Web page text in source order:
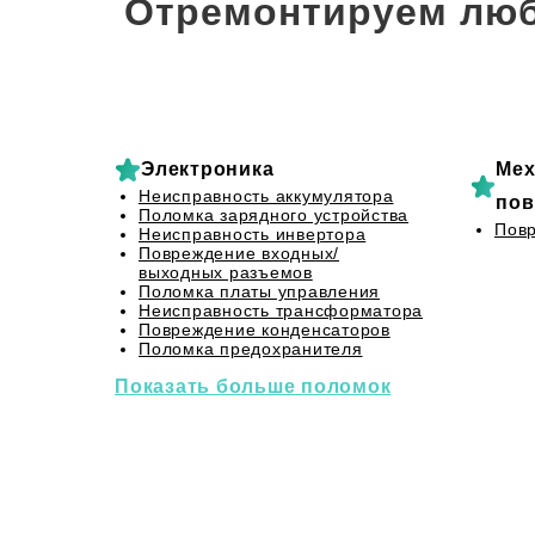
Отремонтируем
Электроника
Неисправность аккумулятора
Поломка зарядного устройства
Неисправность инвертора
Повреждение входных/
выходных разъемов
Поломка платы управления
Неисправность трансформатора
Повреждение конденсаторов
Поломка предохранителя
Показать больше поломок